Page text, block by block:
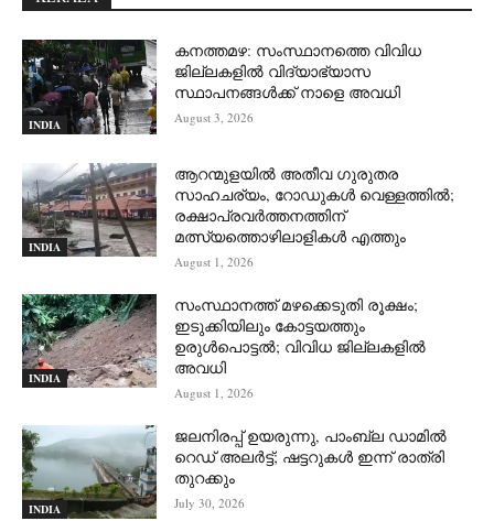
INDIA
കനത്തമഴ: സംസ്ഥാനത്തെ വിവിധ
ജില്ലകളിൽ വിദ്യാഭ്യാസ
സ്ഥാപനങ്ങൾക്ക് നാളെ അവധി
August 3, 2026
INDIA
ആറന്മുളയില്‍ അതീവ ഗുരുതര
സാഹചര്യം, റോഡുകള്‍ വെള്ളത്തില്‍;
രക്ഷാപ്രവര്‍ത്തനത്തിന്
മത്സ്യത്തൊഴിലാളികള്‍ എത്തും
August 1, 2026
INDIA
സംസ്ഥാനത്ത് മഴക്കെടുതി രൂക്ഷം;
ഇടുക്കിയിലും കോട്ടയത്തും
ഉരുള്‍പൊട്ടല്‍; വിവിധ ജില്ലകളില്‍
അവധി
August 1, 2026
INDIA
ജലനിരപ്പ് ഉയരുന്നു, പാംബ്ല ഡാമിൽ
റെഡ് അലർട്ട്; ഷട്ടറുകൾ ഇന്ന് രാത്രി
തുറക്കും
July 30, 2026